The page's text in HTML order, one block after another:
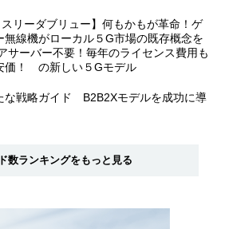
スリーダブリュー】何もかもが革命！ゲ
無線機がローカル５G市場の既存概念を
サーバー不要！毎年のライセンス費用も
価！ の新しい５Gモデル
な戦略ガイド B2B2Xモデルを成功に導
数ランキングをもっと見る